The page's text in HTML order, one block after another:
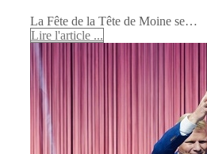
La Fête de la Tête de Moine se…
Lire l'article ...